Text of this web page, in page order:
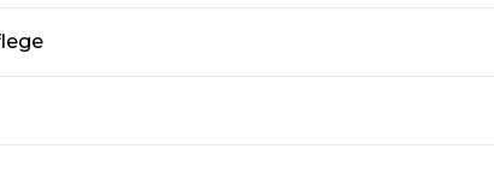
nicht bleichen, im Trockner bei niedriger